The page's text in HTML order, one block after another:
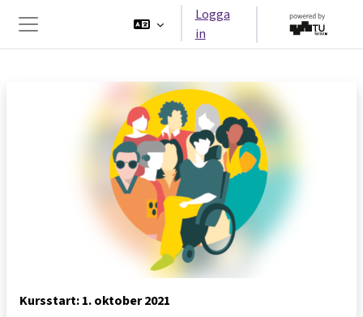
Sidopanel
Logga
in
Kursstart: 1. oktober 2021